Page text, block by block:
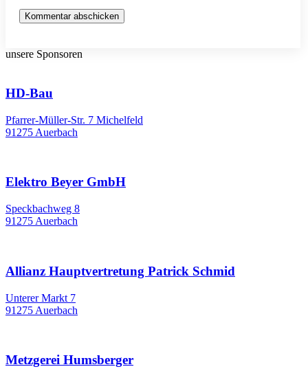
Kommentar abschicken
unsere Sponsoren
HD-Bau
Pfarrer-Müller-Str. 7 Michelfeld
91275 Auerbach
Elektro Beyer GmbH
Speckbachweg 8
91275 Auerbach
Allianz Hauptvertretung Patrick Schmid
Unterer Markt 7
91275 Auerbach
Metzgerei Humsberger